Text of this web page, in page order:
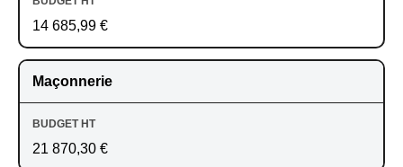
14 685,99 €
Maçonnerie
21 870,30 €